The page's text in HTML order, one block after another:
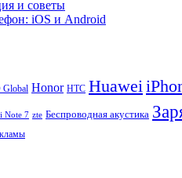
и советы
iOS и Android
Honor HTC Huawei
Note 7 zte Беспроводная акустика